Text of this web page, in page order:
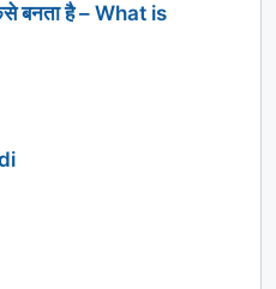
बनता है – What is